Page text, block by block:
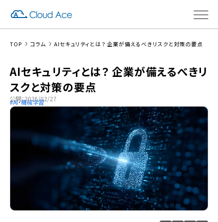
TOP コラム AIセキュリティとは？ 企業が備えるべきリスクと対策の要点
AIセキュリティとは？ 企業が備えるべきリ
スクと対策の要点
公開：2026/02/27
AI・機械学習